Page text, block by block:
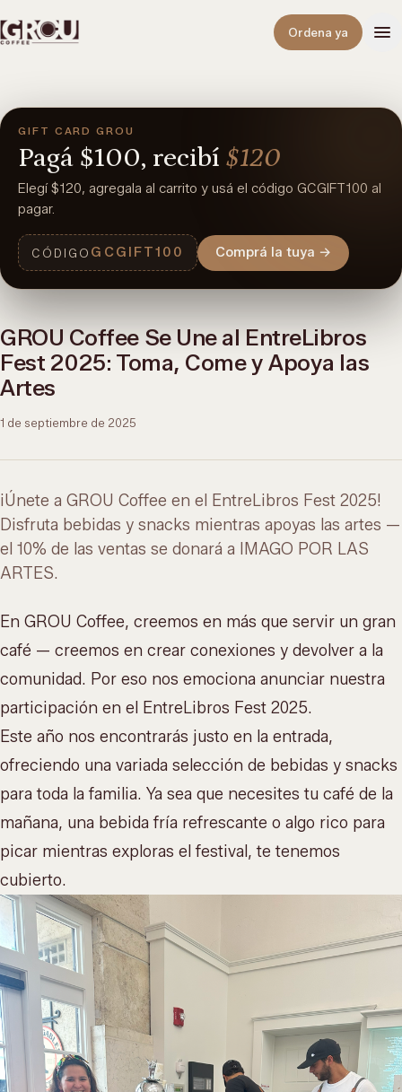
Ordena ya
GIFT CARD GROU
Pagá $100, recibí $120
Elegí $120, agregala al carrito y usá el código GCGIFT100 al
pagar.
CÓDIGO GCGIFT100 Comprá la tuya →
GROU Coffee Se Une al EntreLibros
Fest 2025: Toma, Come y Apoya las
Artes
1 de septiembre de 2025
¡Únete a GROU Coffee en el EntreLibros Fest 2025!
Disfruta bebidas y snacks mientras apoyas las artes —
el 10% de las ventas se donará a IMAGO POR LAS
ARTES.
En GROU Coffee, creemos en más que servir un gran
café — creemos en crear conexiones y devolver a la
comunidad. Por eso nos emociona anunciar nuestra
participación en el EntreLibros Fest 2025.
Este año nos encontrarás justo en la entrada,
ofreciendo una variada selección de bebidas y snacks
para toda la familia. Ya sea que necesites tu café de la
mañana, una bebida fría refrescante o algo rico para
picar mientras exploras el festival, te tenemos
cubierto.